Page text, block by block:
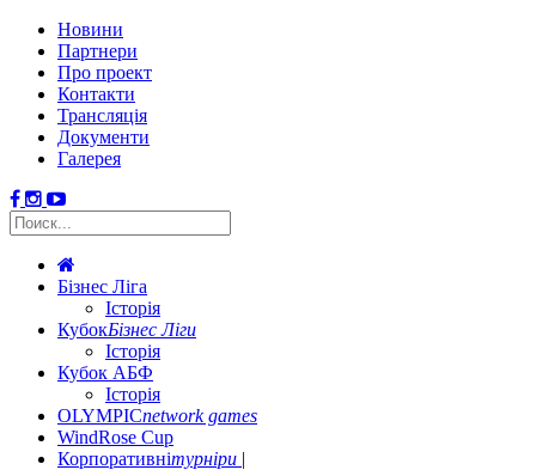
Новини
Партнери
Про проект
Контакти
Трансляція
Документи
Галерея
Бізнес Ліга
Історія
КубокБізнес Ліги
Історія
Кубок АБФ
Історія
OLYMPICnetwork games
WindRose Cup
Корпоративнітурніри